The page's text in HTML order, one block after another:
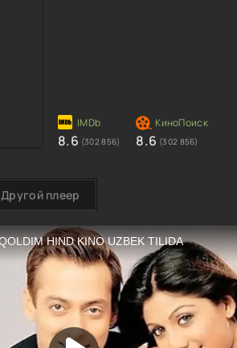
8.6 (302 856) 8.6 (302 856)
Другой плеер